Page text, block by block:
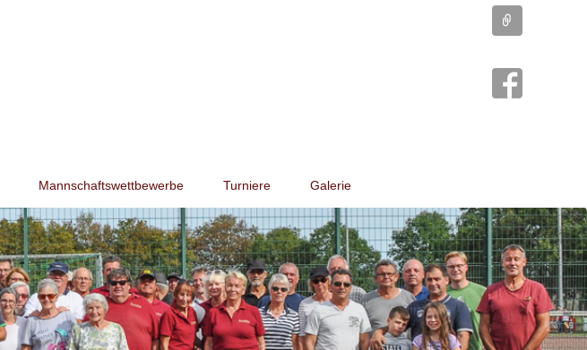
Mannschaftswettbewerbe Turniere Galerie